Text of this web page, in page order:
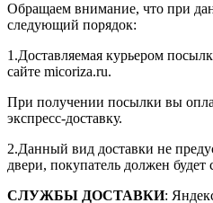
Обращаем внимание, что при
следующий порядок:
1.Доставляемая курьером
сайте micoriza.ru.
При получении посылки вы
экспресс-доставку.
2.Данный вид доставки не
двери, покупатель должен будет
СЛУЖБЫ ДОСТАВКИ: